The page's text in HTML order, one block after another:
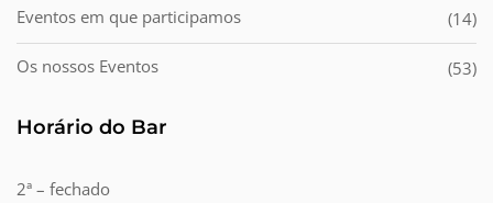
Eventos em que participamos (14)
Os nossos Eventos (53)
Horário do Bar
2ª – fechado